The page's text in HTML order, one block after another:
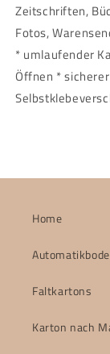
Zeitschriften,
Fotos,
* umlaufender
Öffnen *
Home
Faltkartons
Karton nach